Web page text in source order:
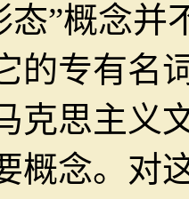
态”概念并
的专有名
克思主义
概念。对